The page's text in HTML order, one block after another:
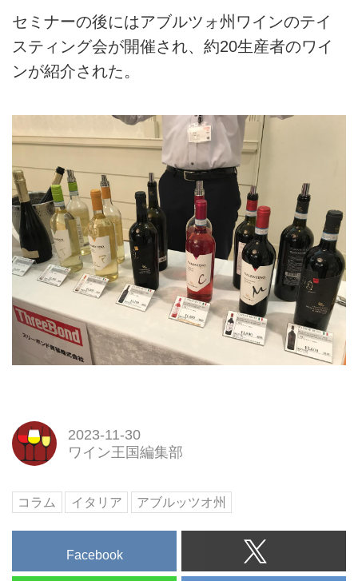
セミナーの後にはアブルツォ州ワインのテイ
スティング会が開催され、約20生産者のワイ
ンが紹介された。
2023-11-30
ワイン王国編集部
コラム イタリア アブルッツオ州
Facebook